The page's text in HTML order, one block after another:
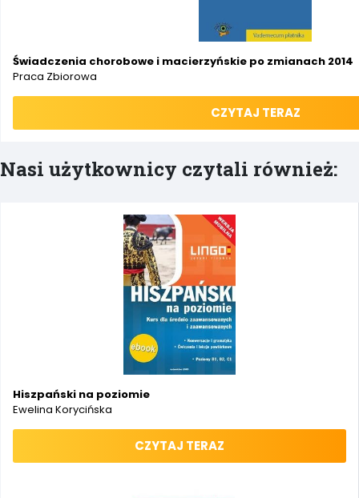
Świadczenia chorobowe i macierzyńskie po zmianach 2014
Praca Zbiorowa
CZYTAJ TERAZ
Nasi użytkownicy czytali również:
Hiszpański na poziomie
Ewelina Korycińska
CZYTAJ TERAZ